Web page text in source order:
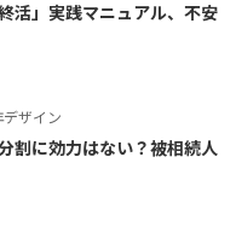
活」実践マニュアル、不安
ザイン
割に効力はない？被相続人